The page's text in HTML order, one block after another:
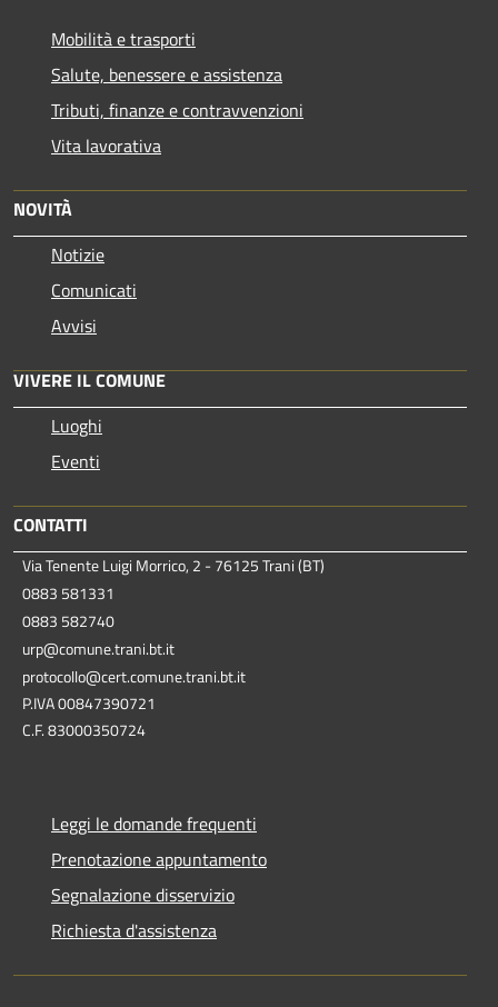
Mobilità e trasporti
Salute, benessere e assistenza
Tributi, finanze e contravvenzioni
Vita lavorativa
NOVITÀ
Notizie
Comunicati
Avvisi
VIVERE IL COMUNE
Luoghi
Eventi
CONTATTI
Via Tenente Luigi Morrico, 2 - 76125 Trani (BT)
0883 581331
0883 582740
urp@comune.trani.bt.it
protocollo@cert.comune.trani.bt.it
P.IVA 00847390721
C.F. 83000350724
Leggi le domande frequenti
Prenotazione appuntamento
Segnalazione disservizio
Richiesta d'assistenza